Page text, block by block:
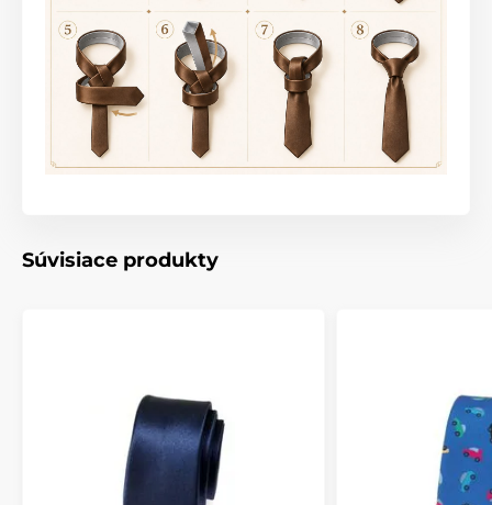
Súvisiace produkty